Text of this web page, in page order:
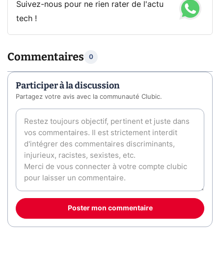
Suivez-nous pour ne rien rater de l'actu
tech !
Commentaires 0
Participer à la discussion
Partagez votre avis avec la communauté Clubic.
Poster mon commentaire